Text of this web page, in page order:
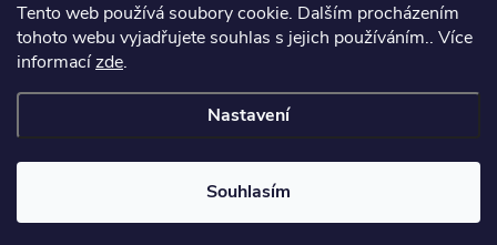
Tento web používá soubory cookie. Dalším procházením
tohoto webu vyjadřujete souhlas s jejich používáním.. Více
informacízde.
Nastavení
Souhlasím
Vytvořil Shoptet
. Všechna práva vyhrazena.
cookies